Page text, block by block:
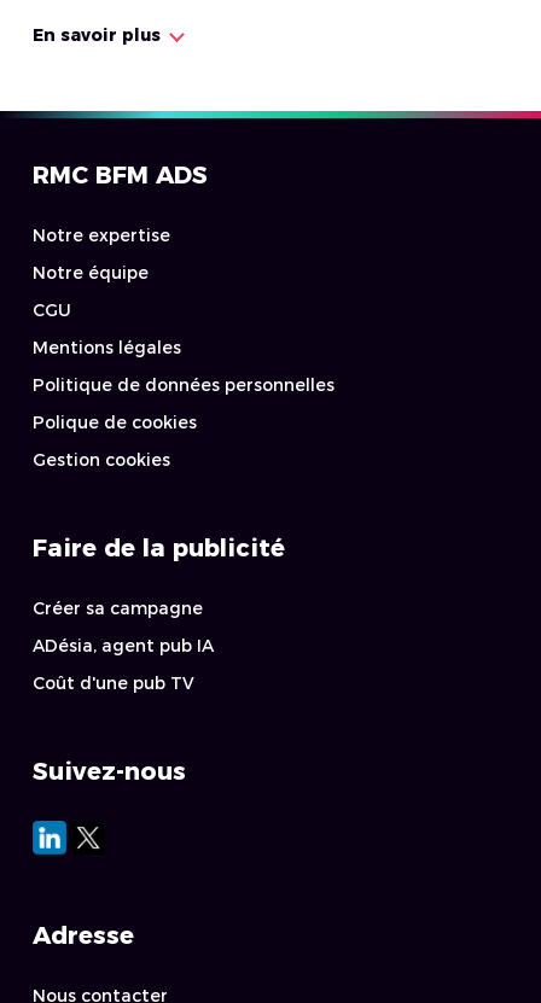
En savoir plus
RMC BFM ADS
Notre expertise
Notre équipe
CGU
Mentions légales
Politique de données personnelles
Polique de cookies
Gestion cookies
Faire de la publicité
Créer sa campagne
ADésia, agent pub IA
Coût d'une pub TV
Suivez-nous
Adresse
Nous contacter